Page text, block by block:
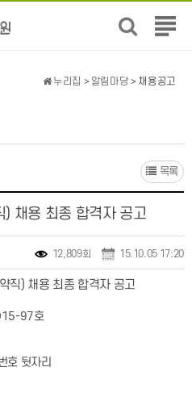
전
뉴
누리집 > 알림마당 > 채용공고
목록
채용 최종 합격자 공고
12,809회 15.10.05 17:20
직) 채용 최종 합격자 공고
97호
호 뒷자리